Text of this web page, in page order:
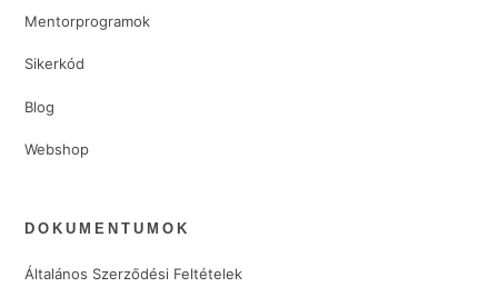
Mentorprogramok
Sikerkód
Blog
Webshop
DOKUMENTUMOK
Általános Szerződési Feltételek